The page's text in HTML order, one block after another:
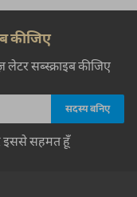
कीजिए
लेटर सब्स्क्राइब कीजिए
इससे सहमत हूँ